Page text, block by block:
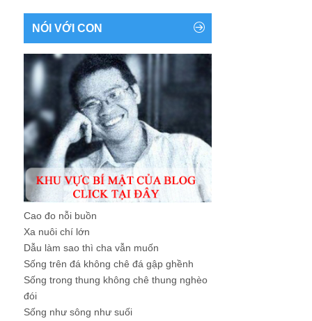
NÓI VỚI CON
Cao đo nỗi buồn
Xa nuôi chí lớn
Dẫu làm sao thì cha vẫn muốn
Sống trên đá không chê đá gập ghềnh
Sống trong thung không chê thung nghèo
đói
Sống như sông như suối